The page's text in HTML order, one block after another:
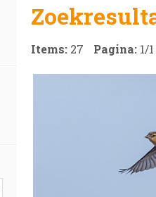
Items: 27 Pagina: 1/1